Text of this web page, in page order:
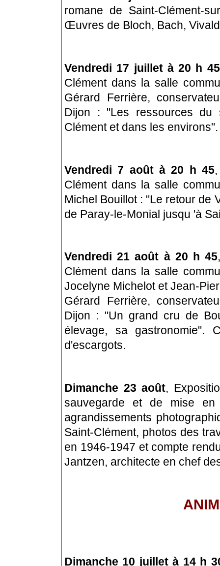
romane de Saint-Clément-
Œuvres de Bloch, Bach,
Vendredi 17 juillet à 20 h 45
Clément dans la salle
Gérard Ferrière,
Dijon : "Les ressources du
Clément et dans les environs".
Vendredi 7 août à 20 h 45,
Clément dans la salle
Michel Bouillot : "Le retour de
de Paray-le-Monial jusqu 'à
Vendredi 21 août à 20 h 45
Clément dans la salle
Jocelyne Michelot et Jean-
Gérard Ferrière,
Dijon : "Un grand cru de
élevage, sa gastronomie".
d'escargots.
Dimanche 23 août,
sauvegarde et de mise en
agrandissements
Saint-Clément, photos des
en 1946-1947 et compte
Jantzen, architecte en chef
Dimanche 10 juillet à 14 h